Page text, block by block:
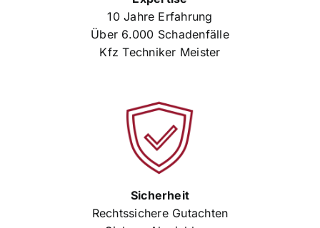
10 Jahre Erfahrung
Über 6.000 Schadenfälle
Kfz Techniker Meister
Sicherheit
Rechtssichere Gutachten